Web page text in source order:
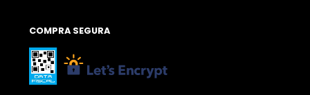
COMPRA SEGURA